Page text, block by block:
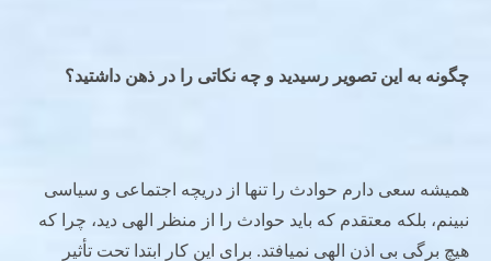
چگونه به این تصویر رسیدید و چه نکاتی را در ذهن داشتید؟
همیشه سعی دارم حوادث را تنها از دریچه اجتماعی و سیاسی
نبینم، بلکه معتقدم که باید حوادث را از منظر الهی دید، چرا که
هیچ برگی بی اذن الهی نمی­افتد. برای این کار ابتدا تحت تأثیر